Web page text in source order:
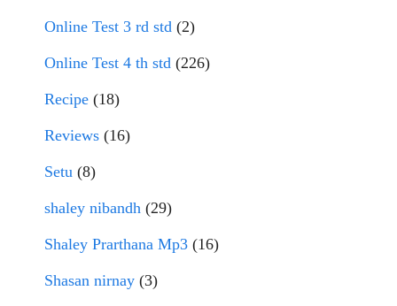
Online Test 3 rd std (2)
Online Test 4 th std (226)
Recipe (18)
Reviews (16)
Setu (8)
shaley nibandh (29)
Shaley Prarthana Mp3 (16)
Shasan nirnay (3)